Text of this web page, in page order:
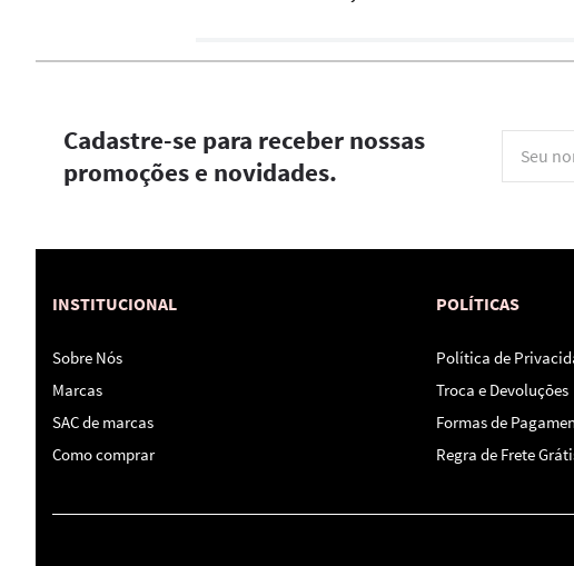
Cadastre-se para receber nossas
promoções e novidades.
INSTITUCIONAL
Sobre Nós
Marcas
SAC de marcas
Como comprar
POLÍTICAS
Política de
Troca e Devoluções
Formas de
Regra de Frete